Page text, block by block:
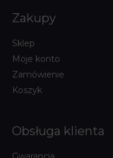
Zakupy
Sklep
Moje konto
Zamówienie
Koszyk
Obsługa klienta